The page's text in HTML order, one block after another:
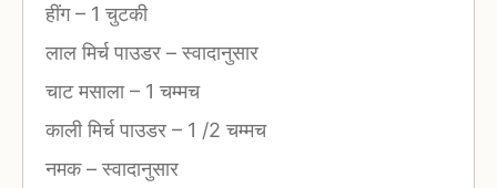
हींग– 1 चुटकी
लाल मिर्च पाउडर –स्वादानुसार
चाट मसाला– 1 चम्मच
काली मिर्च पाउडर – 1 /2 चम्मच
नमक–स्वादानुसार